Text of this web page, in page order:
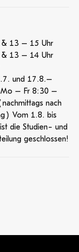
13 – 15 Uhr
13 – 14 Uhr
und 17.8.–
– Fr 8:30 –
nach
Vom 1.8. bis
die Studien- und
geschlossen!